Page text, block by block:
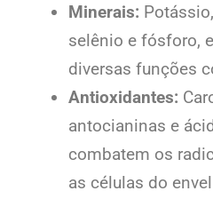
Minerais:
selênio e fósforo,
diversas funções
Antioxidantes:
antocianinas e
combatem os
as células do